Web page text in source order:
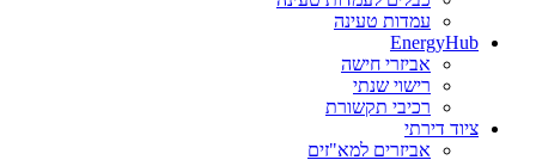
עמדות טעינה
EnergyHub
אביזרי חישה
רישוי שנתי
רכיבי תקשורת
ציוד דירתי
אביזרים למא"זים